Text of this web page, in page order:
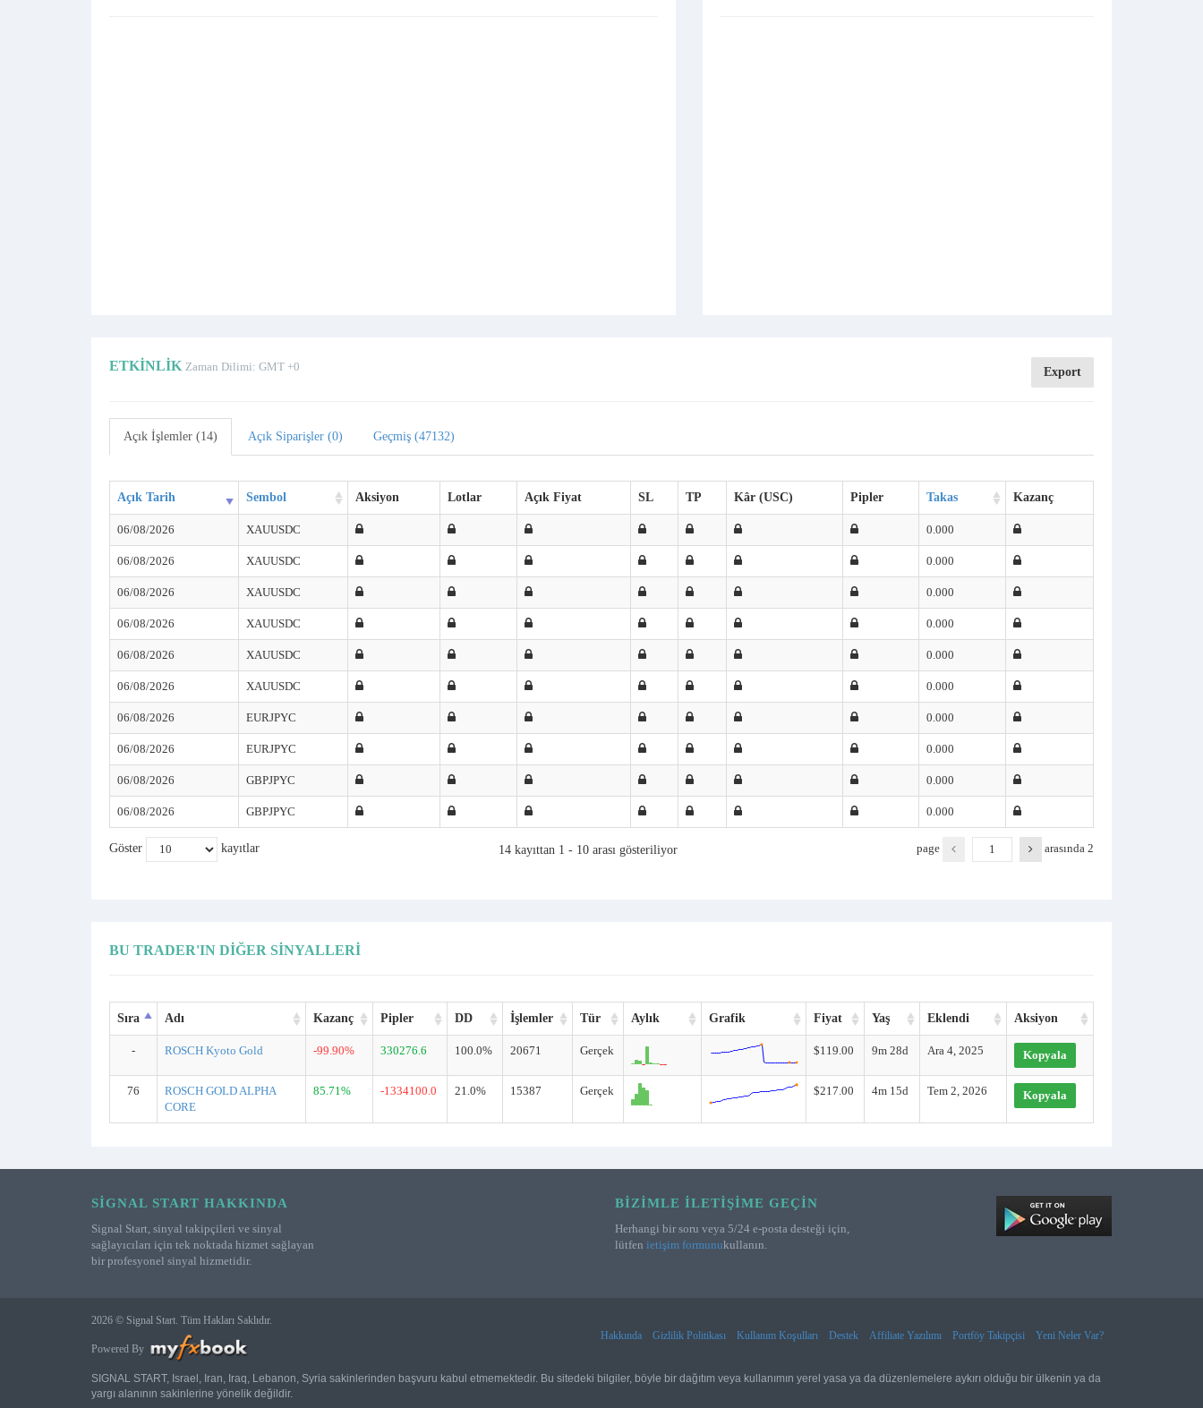
ETKINLIK Zaman Dilimi: GMT +0 Export
Açık İşlemler (14) Açık Siparişler (0) Geçmiş (47132)
Açık Tarih Sembol Aksiyon Lotlar Açık Fiyat SL TP Kâr (USC) Pipler Takas Kazanç
06/08/2026 XAUUSDC 0.000
06/08/2026 XAUUSDC 0.000
06/08/2026 XAUUSDC 0.000
06/08/2026 XAUUSDC 0.000
06/08/2026 XAUUSDC 0.000
06/08/2026 XAUUSDC 0.000
06/08/2026 EURJPYC 0.000
06/08/2026 EURJPYC 0.000
06/08/2026 GBPJPYC 0.000
06/08/2026 GBPJPYC 0.000
Göster kayıtlar 14 kayıttan 1 - 10 arası gösteriliyor page arasında 2
BU TRADER'IN DIĞER SINYALLERI
Sıra Adı Kazanç Pipler DD İşlemler Tür Aylık Grafik Fiyat Yaş Eklendi Aksiyon
- ROSCH Kyoto Gold -99.90% 330276.6 100.0% 20671 Gerçek $119.00 9m 28d Ara 4, 2025 Kopyala
76
ROSCH GOLD ALPHA
CORE
85.71% -1334100.0 21.0% 15387 Gerçek $217.00 4m 15d Tem 2, 2026 Kopyala
SIGNAL START HAKKINDA
Signal Start, sinyal takipçileri ve sinyal
sağlayıcıları için tek noktada hizmet sağlayan
bir profesyonel sinyal hizmetidir.
BIZIMLE İLETIŞIME GEÇIN
Herhangi bir soru veya 5/24 e-posta desteği için,
lütfen ietişim formunukullanın.
2026 © Signal Start. Tüm Hakları Saklıdır.
Hakkında
Gizlilik Politikası Kullanım Koşulları Destek Affiliate Yazılımı Portföy Takipçisi
Yeni Neler Var?
Powered By
SIGNAL START, Israel, Iran, Iraq, Lebanon, Syria sakinlerinden başvuru kabul etmemektedir. Bu sitedeki bilgiler, böyle bir dağıtım veya kullanımın yerel yasa ya da düzenlemelere aykırı olduğu bir ülkenin ya da
yargı alanının sakinlerine yönelik değildir.